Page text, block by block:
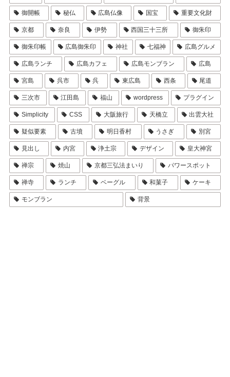
御開帳 秘仏 広島仏像 国宝 重要文化財
京都 奈良 伊勢 西国三十三所 御朱印
御朱印帳 広島御朱印 神社 七福神 広島グルメ
広島ランチ 広島カフェ 広島モンブラン 広島
宮島 呉市 呉 東広島 西条 尾道
三次市 江田島 福山 wordpress プラグイン
Simplicity CSS 大阪旅行 天橋立 出雲大社
疑似要素 古墳 明日香村 うさぎ 別宮
見出し 内宮 浄土宗 デザイン 皇大神宮
禅宗 焼山 京都三弘法まいり パワースポット
禅寺 ランチ ベーグル 和菓子 ケーキ
モンブラン 背景